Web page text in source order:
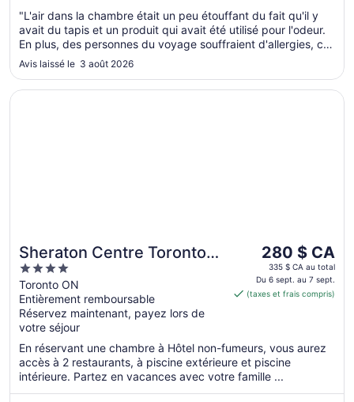
"L'air dans la chambre était un peu étouffant du fait qu'il y
avait du tapis et un produit qui avait été utilisé pour l'odeur.
En plus, des personnes du voyage souffraient d'allergies, ce
qui n'a pas aider. Dans l'ensemble c'était bien."
Avis laissé le 3 août 2026
Sheraton Centre Toronto
Hotel
4
out
of
5
Toronto ON
Entièrement remboursable
Réservez maintenant, payez lors de
votre séjour
Le
prix
est
de 280 $ CA
du 6
sept.
au 7
sept.
280 $ CA
335 $ CA au total
Du 6 sept. au 7 sept.
(taxes et frais compris)
En réservant une chambre à Hôtel non-fumeurs, vous aurez
accès à 2 restaurants, à piscine extérieure et piscine
intérieure. Partez en vacances avec votre famille ...
S’ouvre dans une nouvelle fenêtre
Sheraton Centre Toronto Hotel